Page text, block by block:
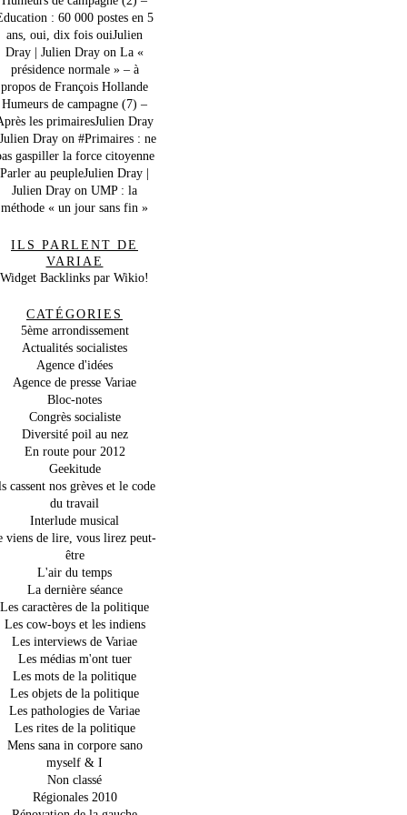
: 60 000 postes en 5
ans, oui, dix fois ouiJulien
Dray | Julien Dray on La «
présidence normale » – à
propos de François Hollande
Humeurs de campagne (7) –
les primairesJulien Dray
Dray on #Primaires : ne
gaspiller la force citoyenne
Parler au peupleJulien Dray |
Julien Dray on UMP : la
méthode « un jour sans fin »
ILS PARLENT DE
VARIAE
Widget Backlinks par Wikio!
CATÉGORIES
5ème arrondissement
Actualités socialistes
Agence d'idées
Agence de presse Variae
Bloc-notes
Congrès socialiste
Diversité poil au nez
En route pour 2012
Geekitude
cassent nos grèves et le code
du travail
Interlude musical
viens de lire, vous lirez peut-
être
L'air du temps
La dernière séance
Les caractères de la politique
Les cow-boys et les indiens
Les interviews de Variae
Les médias m'ont tuer
Les mots de la politique
Les objets de la politique
Les pathologies de Variae
Les rites de la politique
Mens sana in corpore sano
myself & I
Non classé
Régionales 2010